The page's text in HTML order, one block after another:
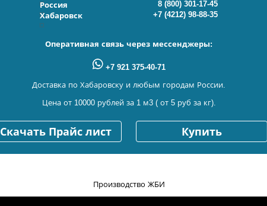
Россия
8 (800) 301-17-45
Хабаровск
+7 (4212) 98-88-35
Оперативная связь через мессенджеры:
+7 921 375-40-71
Доставка по Хабаровску и любым городам России.
Цена от 10000 рублей за 1 м3 ( от 5 руб за кг).
Скачать Прайс лист Купить
Производство ЖБИ